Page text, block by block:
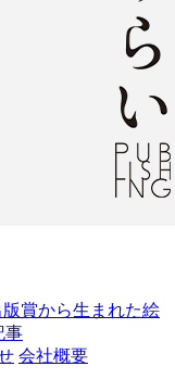
版賞から生まれた絵
事
会社概要